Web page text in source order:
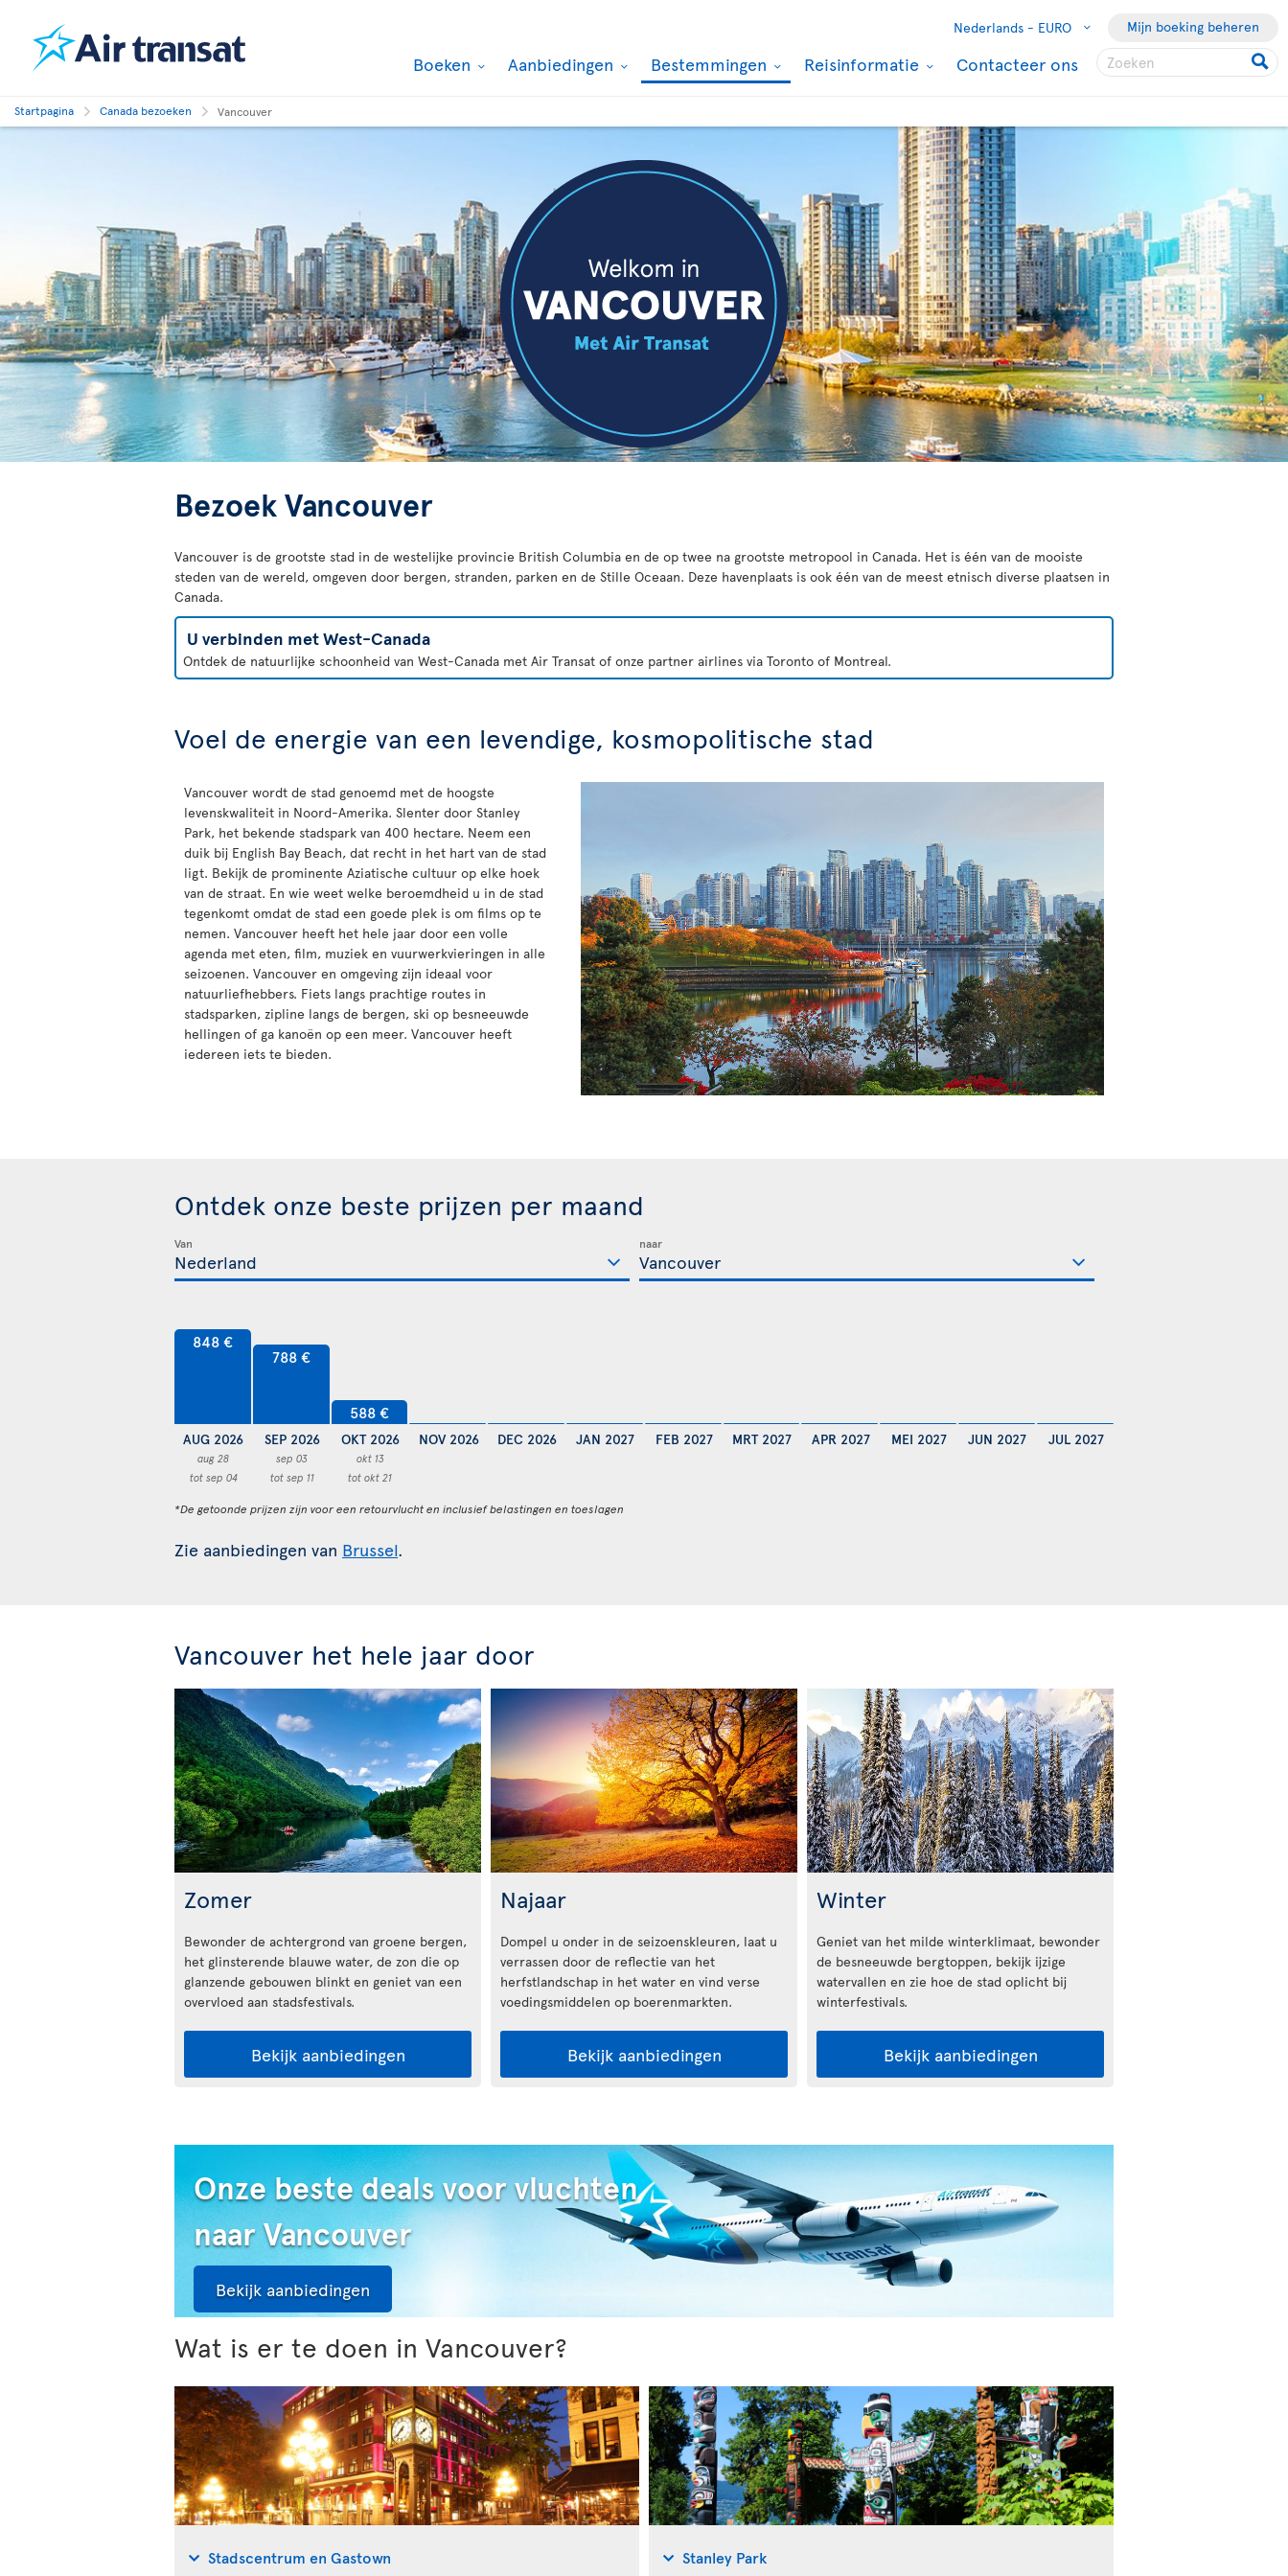
Nederlands - EURO Mijn boeking beheren
Boeken Aanbiedingen Bestemmingen Reisinformatie Contacteer ons
Startpagina Canada bezoeken Vancouver
Bezoek Vancouver
Vancouver is de grootste stad in de westelijke provincie British Columbia en de op twee na grootste metropool in Canada. Het is één van de mooiste
steden van de wereld, omgeven door bergen, stranden, parken en de Stille Oceaan. Deze havenplaats is ook één van de meest etnisch diverse plaatsen in
Canada.
U verbinden met West-Canada
Ontdek de natuurlijke schoonheid van West-Canada met Air Transat of onze partner airlines via Toronto of Montreal.
Voel de energie van een levendige, kosmopolitische stad
Vancouver wordt de stad genoemd met de hoogste
levenskwaliteit in Noord-Amerika. Slenter door Stanley
Park, het bekende stadspark van 400 hectare. Neem een
duik bij English Bay Beach, dat recht in het hart van de stad
ligt. Bekijk de prominente Aziatische cultuur op elke hoek
van de straat. En wie weet welke beroemdheid u in de stad
tegenkomt omdat de stad een goede plek is om films op te
nemen. Vancouver heeft het hele jaar door een volle
agenda met eten, film, muziek en vuurwerkvieringen in alle
seizoenen. Vancouver en omgeving zijn ideaal voor
natuurliefhebbers. Fiets langs prachtige routes in
stadsparken, zipline langs de bergen, ski op besneeuwde
hellingen of ga kanoën op een meer. Vancouver heeft
iedereen iets te bieden.
Ontdek onze beste prijzen per maand
Van naar
848 €
AUG 2026
aug 28
tot sep 04
788 €
SEP 2026
sep 03
tot sep 11
588 €
OKT 2026
okt 13
tot okt 21
NOV 2026 DEC 2026 JAN 2027 FEB 2027 MRT 2027 APR 2027 MEI 2027 JUN 2027 JUL 2027
*De getoonde prijzen zijn voor een retourvlucht en inclusief belastingen en toeslagen
Zie aanbiedingen van Brussel.
Vancouver het hele jaar door
Zomer
Bewonder de achtergrond van groene bergen,
het glinsterende blauwe water, de zon die op
glanzende gebouwen blinkt en geniet van een
overvloed aan stadsfestivals.
Bekijk aanbiedingen
Najaar
Dompel u onder in de seizoenskleuren, laat u
verrassen door de reflectie van het
herfstlandschap in het water en vind verse
voedingsmiddelen op boerenmarkten.
Bekijk aanbiedingen
Winter
Geniet van het milde winterklimaat, bewonder
de besneeuwde bergtoppen, bekijk ijzige
watervallen en zie hoe de stad oplicht bij
winterfestivals.
Bekijk aanbiedingen
Onze beste deals voor vluchten
naar Vancouver
Bekijk aanbiedingen
Wat is er te doen in Vancouver?
Stadscentrum en Gastown Stanley Park